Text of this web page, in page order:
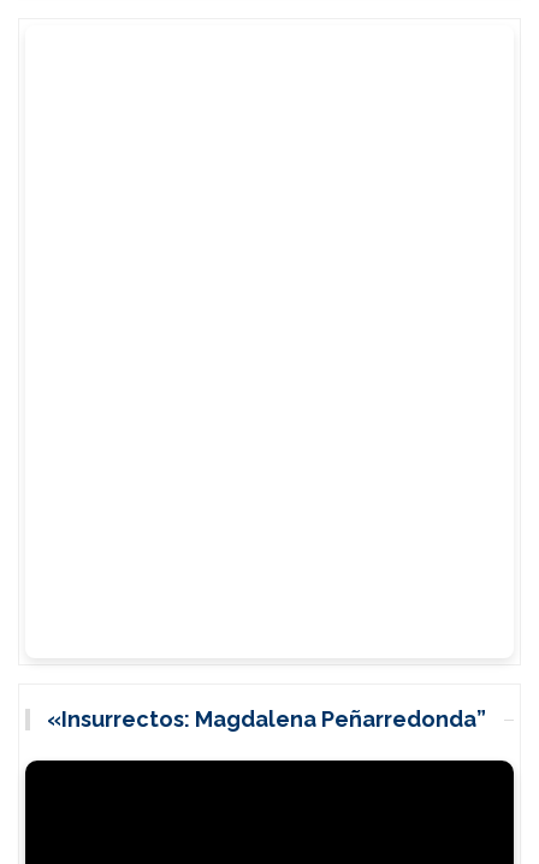
«Insurrectos: Magdalena Peñarredonda”